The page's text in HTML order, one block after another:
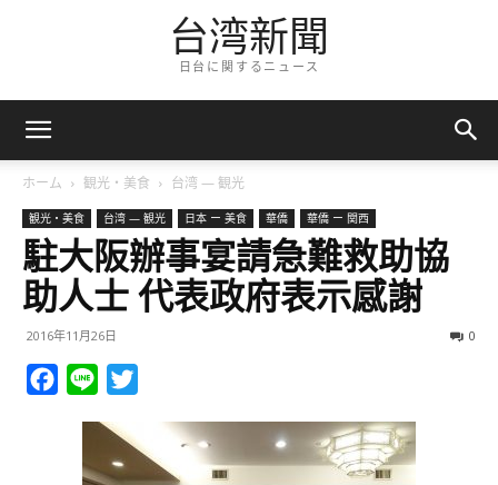
台湾新聞
日台に関するニュース
ホーム 観光・美食 台湾 — 観光
観光・美食 台湾 — 観光 日本 ー 美食 華僑 華僑 ー 関西
駐大阪辦事宴請急難救助協
助人士 代表政府表示感謝
2016年11月26日 0
Facebook
Line